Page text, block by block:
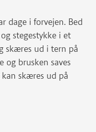
dage i forvejen. Bed
stegestykke i et
skæres ud i tern på
og brusken saves
skæres ud på